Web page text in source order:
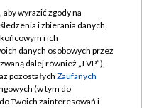
TVP
wyrazić zgody na
i zbierania danych,
i ich
danych osobowych przez
dalej również „TVP”),
pozostałych Zaufanych
(w tym do
Twoich zainteresowań i